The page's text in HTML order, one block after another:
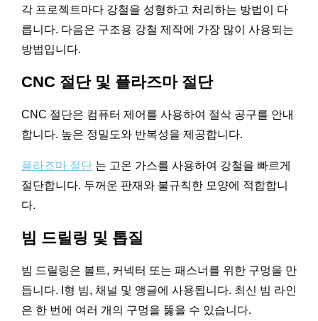
각 프로젝트마다 강철을 성형하고 처리하는 방법이 다
릅니다. 다음은 구조용 강철 제작에 가장 많이 사용되는
방법입니다.
CNC 절단 및 플라즈마 절단
CNC 절단은 컴퓨터 제어를 사용하여 절삭 공구를 안내
합니다. 높은 정밀도와 반복성을 제공합니다.
플라즈마 절단 는 고온 가스를 사용하여 강철을 빠르게
절단합니다. 두꺼운 판재와 불규칙한 모양에 적합합니
다.
빔 드릴링 및 톱질
빔 드릴링은 볼트, 커넥터 또는 패스너를 위한 구멍을 만
듭니다. I형 빔, 채널 및 앵글에 사용됩니다. 최신 빔 라인
은 한 번에 여러 개의 구멍을 뚫을 수 있습니다.